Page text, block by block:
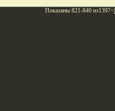
Показаны 821-840 из1397<